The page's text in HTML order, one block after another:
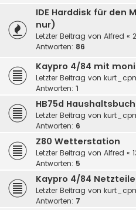
IDE Harddisk für den
nur)
Letzter Beitrag von Alfred «
Antworten: 86
Kaypro 4/84 mit
Letzter Beitrag von
Antworten: 1
HB75d Haushaltsbuch
Letzter Beitrag von
Antworten: 6
Z80 Wetterstation
Letzter Beitrag von Alfred «
Antworten: 5
Kaypro 4/84 Netzteile
Letzter Beitrag von
Antworten: 7